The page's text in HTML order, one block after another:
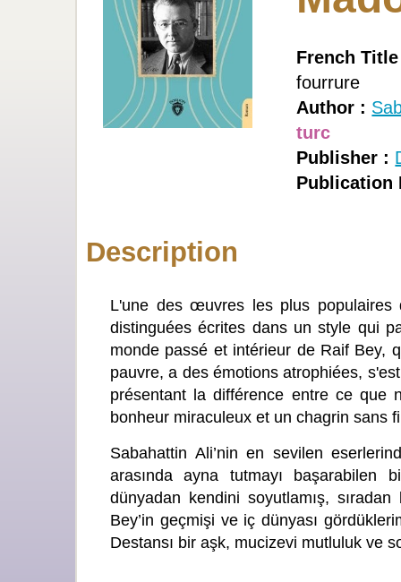
French
fourrure
Author :
turc
Publisher :
Publication
Description
L'une des œuvres les plus
distinguées écrites dans un style qui
monde passé et intérieur de Raif Bey,
pauvre, a des émotions atrophiées,
présentant la différence entre ce
bonheur miraculeux et un chagrin sans
Sabahattin Ali’nin en sevilen
arasında ayna tutmayı başarabilen
dünyadan kendini soyutlamış,
Bey’in geçmişi ve iç dünyası
Destansı bir aşk, mucizevi mutluluk ve